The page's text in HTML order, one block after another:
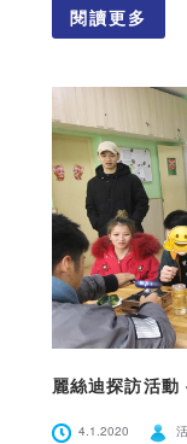
閱讀更多
麗絲迪探訪活
4.1.2020